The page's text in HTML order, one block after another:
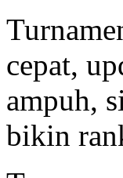
cepat,
ampuh,
bikin